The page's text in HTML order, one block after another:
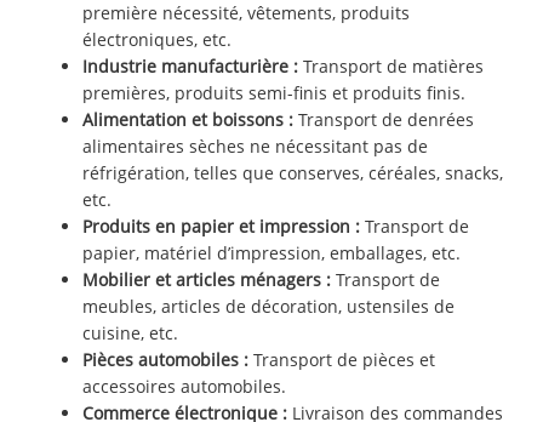
première nécessité, vêtements, produits
électroniques, etc.
Industrie manufacturière : Transport de matières
premières, produits semi-finis et produits finis.
Alimentation et boissons : Transport de denrées
alimentaires sèches ne nécessitant pas de
réfrigération, telles que conserves, céréales, snacks,
etc.
Produits en papier et impression : Transport de
papier, matériel d’impression, emballages, etc.
Mobilier et articles ménagers : Transport de
meubles, articles de décoration, ustensiles de
cuisine, etc.
Pièces automobiles : Transport de pièces et
accessoires automobiles.
Commerce électronique : Livraison des commandes